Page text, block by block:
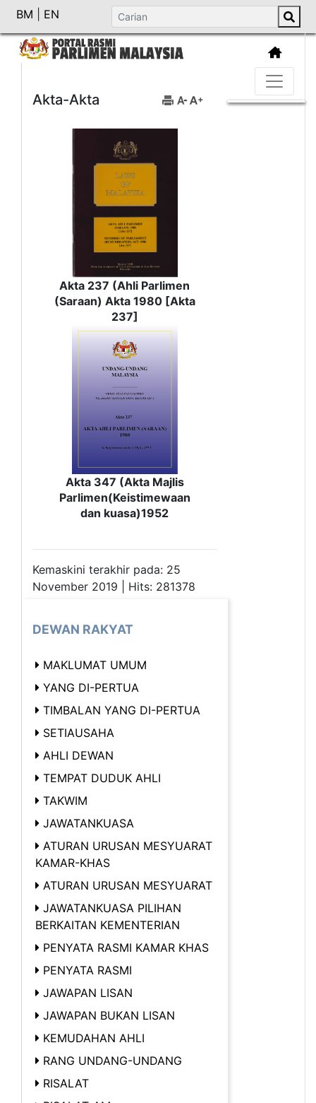
BM EN
Akta-Akta
Akta 237 (Ahli Parlimen
(Saraan) Akta 1980 [Akta
237]
Akta 347 (Akta Majlis
Parlimen(Keistimewaan
dan kuasa)1952
Kemaskini terakhir pada: 25
November 2019 | Hits: 281378
DEWAN RAKYAT
MAKLUMAT UMUM
YANG DI-PERTUA
TIMBALAN YANG DI-PERTUA
SETIAUSAHA
AHLI DEWAN
TEMPAT DUDUK AHLI
TAKWIM
JAWATANKUASA
ATURAN URUSAN MESYUARAT
KAMAR-KHAS
ATURAN URUSAN MESYUARAT
JAWATANKUASA PILIHAN
BERKAITAN KEMENTERIAN
PENYATA RASMI KAMAR KHAS
PENYATA RASMI
JAWAPAN LISAN
JAWAPAN BUKAN LISAN
KEMUDAHAN AHLI
RANG UNDANG-UNDANG
RISALAT